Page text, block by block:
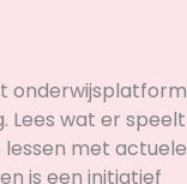
onderwijsplatform
Lees wat er speelt
lessen met actuele
is een initiatief